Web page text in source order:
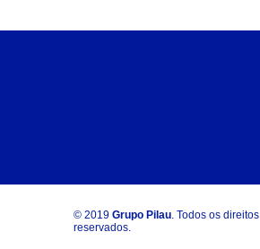
© 2019Grupo Pilau. Todos os direitos
reservados.